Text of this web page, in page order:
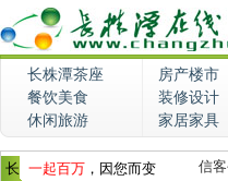
长株潭茶座 房产楼市
餐饮美食
装修设计
休闲旅游
家居家具
长 一起百万 ，因您而变
信